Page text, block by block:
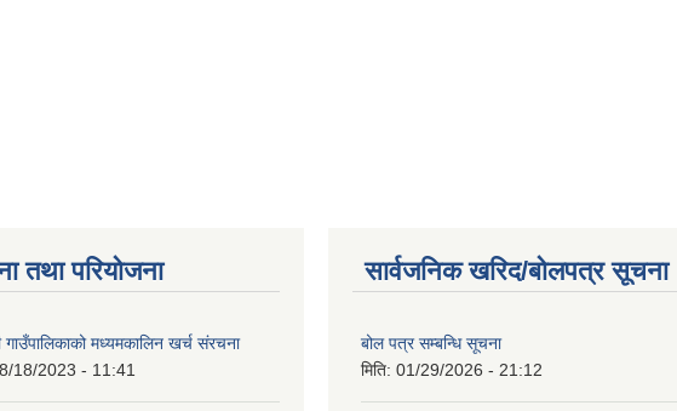
तथा परियोजना
गाउँपालिकाको मध्यमकालिन खर्च संरचना
18/2023 - 11:41
सार्वजनिक खरिद/बोलपत्र सूचना
बोल पत्र सम्बन्धि सूचना
मिति: 01/29/2026 - 21:12